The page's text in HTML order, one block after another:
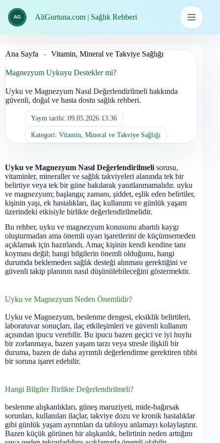
geç
AliGurtuna.com | Sağlık Rehberi
Ana Sayfa - Vitamin, Mineral ve Takviye Sağlığı
Magnezyum Uykuyu Destekler mi?
Uyku ve Magnezyum Nasıl Değerlendirilmeli hakkında
güvenli, doğal ve hasta dostu sağlık rehberi.
Yayın tarihi: 09.05.2026 13:36
Kategori: Vitamin, Mineral ve Takviye Sağlığı
Uyku ve Magnezyum Nasıl Değerlendirilmeli sorusu,
vitaminler, mineraller ve sağlık takviyeleri alanında tek bir
belirtiye veya tek bir güne bakılarak yanıtlanmamalıdır. uyku
ve magnezyum; başlangıç zamanı, şiddet, eşlik eden belirtiler,
kişinin yaşı, ek hastalıkları, ilaç kullanımı ve günlük yaşam
üzerindeki etkisiyle birlikte değerlendirilmelidir.
Bu rehber, uyku ve magnezyum konusunu abartılı kaygı
oluşturmadan ama önemli uyarı işaretlerini de küçümsemeden
açıklamak için hazırlandı. Amaç kişinin kendi kendine tanı
koyması değil; hangi bilgilerin önemli olduğunu, hangi
durumda beklemeden sağlık desteği alınması gerektiğini ve
güvenli takip planının nasıl düşünülebileceğini göstermektir.
Uyku ve Magnezyum Neden Önemlidir?
Uyku ve Magnezyum, beslenme dengesi, eksiklik belirtileri,
laboratuvar sonuçları, ilaç etkileşimleri ve güvenli kullanım
açısından ipucu verebilir. Bu ipucu bazen geçici ve iyi huylu
bir zorlanmaya, bazen yaşam tarzı veya stresle ilişkili bir
duruma, bazen de daha ayrıntılı değerlendirme gerektiren tıbbi
bir soruna işaret edebilir.
Hangi Bilgiler Birlikte Değerlendirilmeli?
beslenme alışkanlıkları, güneş maruziyeti, mide-bağırsak
sorunları, kullanılan ilaçlar, takviye dozu ve kronik hastalıklar
gibi günlük yaşam ayrıntıları da tabloyu anlamayı kolaylaştırır.
Bazen küçük görünen bir alışkanlık, belirtinin neden arttığını